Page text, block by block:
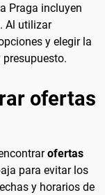
Praga incluyen
Al utilizar
y elegir la
ofertas
ofertas
para evitar los
y horarios de